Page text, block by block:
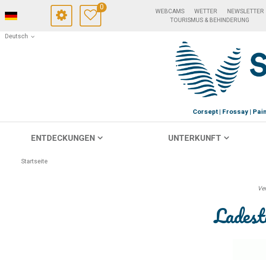
Deutsch
0 WEBCAMS WETTER
NEWSLETTER
TOURISMUS & BEHINDERUNG
Corsept Frossay
ENTDECKUNGEN UNTERKUNFT
Startseite